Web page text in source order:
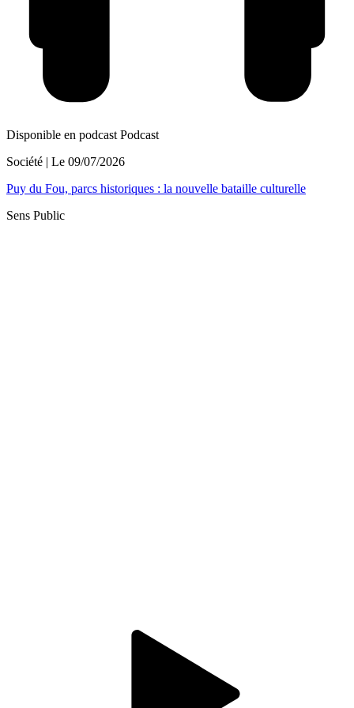
Disponible en podcast Podcast
Société | Le 09/07/2026
Puy du Fou, parcs historiques : la nouvelle bataille culturelle
Sens Public